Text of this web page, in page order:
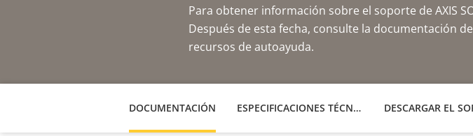
Para obtener información sobre el soporte de AXIS
Después de esta fecha, consulte la documentación
recursos de autoayuda.
DOCUMENTACIÓN ESPECIFICACIONES TÉCNICAS